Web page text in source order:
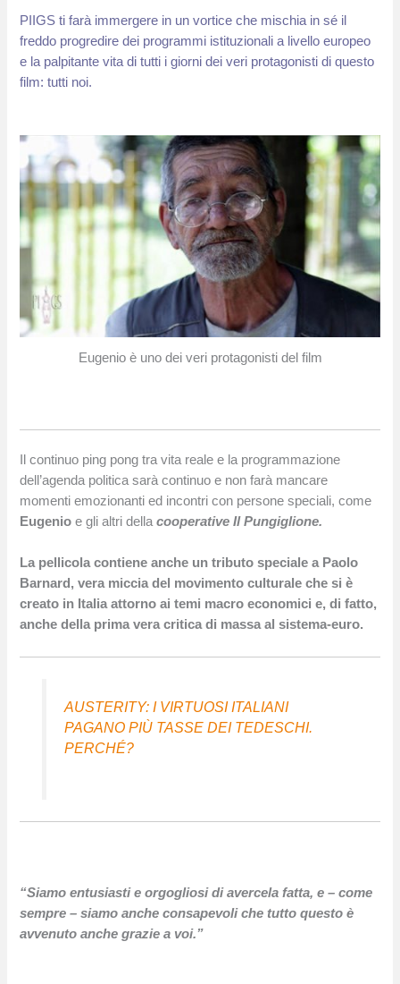
PIIGS ti farà immergere in un vortice che mischia in sé il
freddo progredire dei programmi istituzionali a livello europeo
e la palpitante vita di tutti i giorni dei veri protagonisti di questo
film: tutti noi.
Eugenio è uno dei veri protagonisti del film
Il continuo ping pong tra vita reale e la programmazione
dell’agenda politica sarà continuo e non farà mancare
momenti emozionanti ed incontri con persone speciali, come
Eugenio e gli altri dellacooperative Il Pungiglione.
La pellicola contiene anche un tributo speciale a Paolo
Barnard, vera miccia del movimento culturale che si è
creato in Italia attorno ai temi macro economici e, di fatto,
anche della prima vera critica di massa al sistema-euro.
AUSTERITY: I VIRTUOSI ITALIANI
PAGANO PIÙ TASSE DEI TEDESCHI.
PERCHÉ?
“Siamo entusiasti e orgogliosi di avercela fatta, e – come
sempre – siamo anche consapevoli che tutto questo è
avvenuto anche grazie a voi.”